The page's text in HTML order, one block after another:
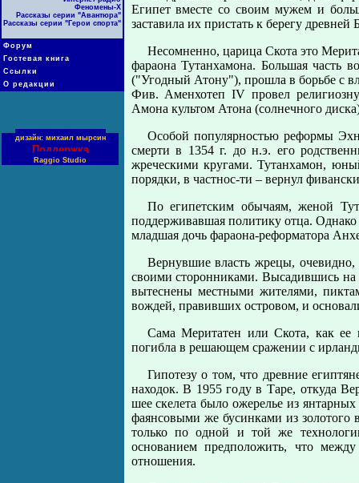
Феномены-Х
Рассказы серии "Авантюра"
Рассказы серии "Герои спорта"
Форум
Гостевая книга
Ссылки
О редакции
дизайн: михаил мырсин
Поддержка
Raggio Studio
Египет вместе со своим мужем и
заставила их пристать к берегу
Несомненно, царица Скота это
фараона Тутанхамона. Большая часть
("Угодный Атону"), прошла в борьбе с
Фив. Аменхотеп IV провел
Амона культом Атона (солнечного
Особой популярностью реформы
смерти в 1354 г. до н.э. его
жреческими кругами. Тутанхамон,
порядки, в частнос-ти – вернул
По египетским обычаям, женой
поддерживавшая политику отца.
младшая дочь фараона-реформатора
Вернувшие власть жрецы,
своими сторонниками. Высадившись
вытеснены местными жителями,
вождей, правивших островом, и
Сама Меритатен или Скота, как ее
погибла в решающем сражении с
Гипотезу о том, что древние
находок. В 1955 году в Таре, откуда
шее скелета было ожерелье из
фаянсовыми же бусинками из золотого
только по одной и той же
основанием предположить, что
отношения.